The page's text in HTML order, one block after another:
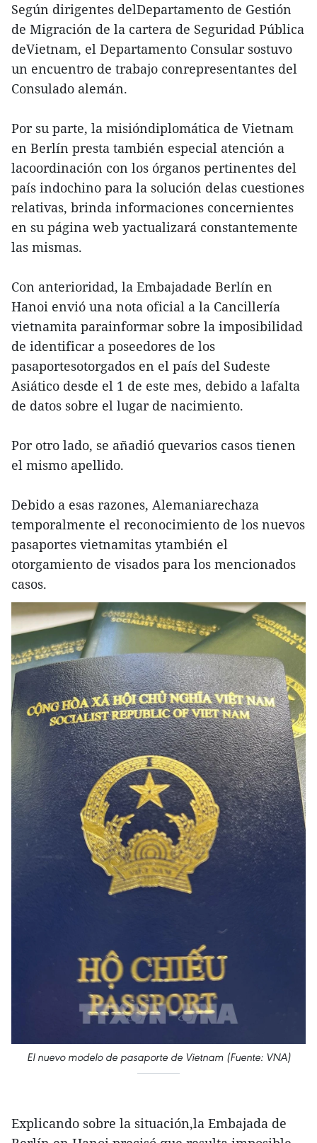
Según dirigentes delDepartamento de Gestión
de Migración de la cartera de Seguridad Pública
deVietnam, el Departamento Consular sostuvo
un encuentro de trabajo conrepresentantes del
Consulado alemán.
Por su parte, la misióndiplomática de Vietnam
en Berlín presta también especial atención a
lacoordinación con los órganos pertinentes del
país indochino para la solución delas cuestiones
relativas, brinda informaciones concernientes
en su página web yactualizará constantemente
las mismas.
Con anterioridad, la Embajadade Berlín en
Hanoi envió una nota oficial a la Cancillería
vietnamita parainformar sobre la imposibilidad
de identificar a poseedores de los
pasaportesotorgados en el país del Sudeste
Asiático desde el 1 de este mes, debido a lafalta
de datos sobre el lugar de nacimiento.
Por otro lado, se añadió quevarios casos tienen
el mismo apellido.
Debido a esas razones, Alemaniarechaza
temporalmente el reconocimiento de los nuevos
pasaportes vietnamitas ytambién el
otorgamiento de visados para los mencionados
casos.
El nuevo modelo de pasaporte de Vietnam (Fuente: VNA)
Explicando sobre la situación,la Embajada de